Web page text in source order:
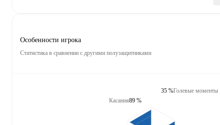
Особенности игрока
Статистика в сравнении с другими полузащитниками
Касания89 %
Голевые моменты
35 %